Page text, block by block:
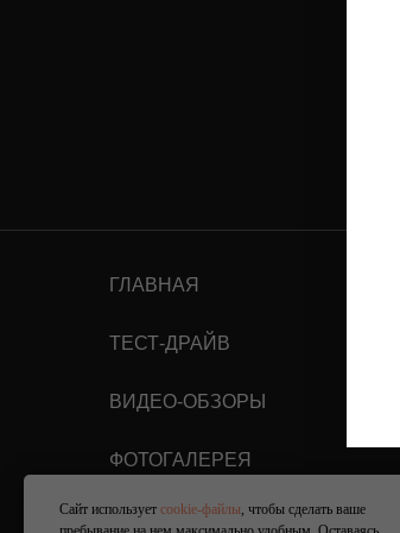
ГЛАВНАЯ
ТЕСТ-ДРАЙВ
ВИДЕО-ОБЗОРЫ
ФОТОГАЛЕРЕЯ
ОТЗЫВЫ
Сайт использует cookie-файлы, чтобы сделать ваше